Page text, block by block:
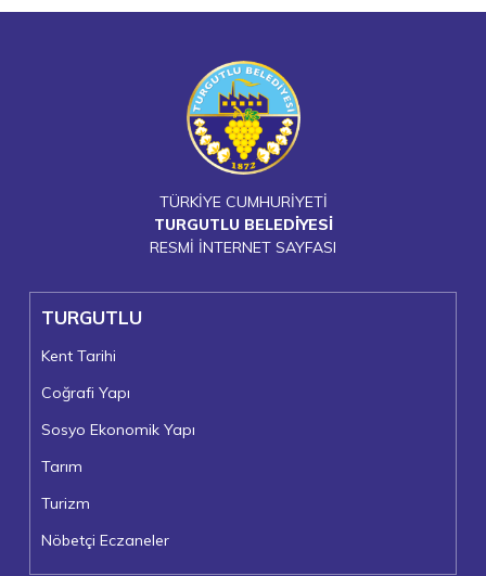
TÜRKİYE CUMHURİYETİ
TURGUTLU BELEDİYESİ
RESMİ İNTERNET SAYFASI
TURGUTLU
Kent Tarihi
Coğrafi Yapı
Sosyo Ekonomik Yapı
Tarım
Turizm
Nöbetçi Eczaneler